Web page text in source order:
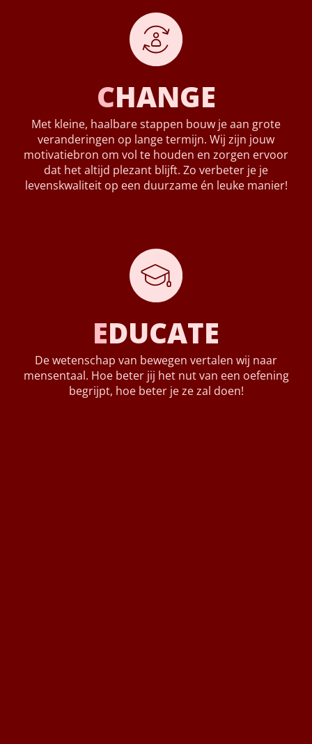
CHANGE
Met kleine, haalbare stappen bouw je aan grote
veranderingen op lange termijn. Wij zijn jouw
motivatiebron om vol te houden en zorgen ervoor
dat het altijd plezant blijft. Zo verbeter je je
levenskwaliteit op een duurzame én leuke manier!
EDUCATE
De wetenschap van bewegen vertalen wij naar
mensentaal. Hoe beter jij het nut van een oefening
begrijpt, hoe beter je ze zal doen!